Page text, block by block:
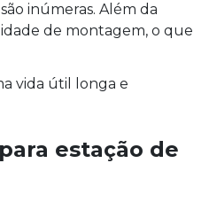
são inúmeras. Além da
de montagem, o que
vida útil longa e
estação de